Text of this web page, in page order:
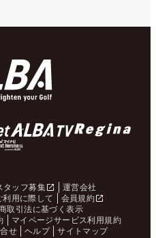
タッフ募集
運営会社
利用に際して
会員規約
取引法に基づく表示
マイページサービス利用規約
せ ヘルプ サイトマップ